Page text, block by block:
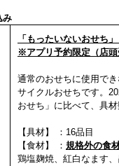
み
「もったいないおせち
※アプリ予約限定（店
通常のおせちに使用で
サイクルおせちです。
おせち」に比べて、具
【具材】 ：16品目
【食材】 ： 規格外の食
鶏塩麹焼、紅白なます